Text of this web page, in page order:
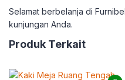
Selamat berbelanja di
kunjungan Anda.
Produk Terkait